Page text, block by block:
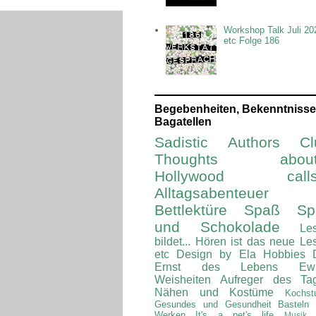
Workshop Talk Juli
etc Folge 186
Begebenheiten,
Bagatellen
Sadistic Authors
Thoughts
Hollywood
Alltagsabenteuer
Bettlektüre
Spaß
und Schokolade
bildet... Hören ist das neue
etc
Design by Ela Hobbies
Ernst des Lebens
Weisheiten
Aufreger des
Nähen und Kostüme
Gesundes und Gesundheit
Basteln